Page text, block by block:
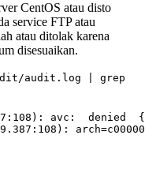
CentOS atau disto
service FTP atau
atau ditolak karena
disesuaikan.
audit.log | grep